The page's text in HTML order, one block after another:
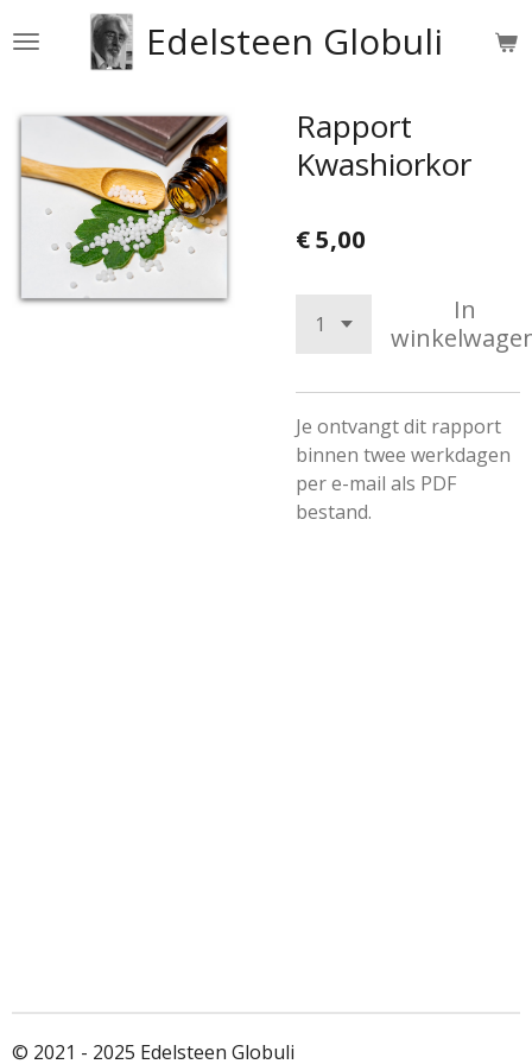
direct
de
hoofdinhoud
Edelsteen Globuli
Rapport
Kwashiorkor
€ 5,00
In
Je ontvangt dit rapport
binnen twee werkdagen
per e-mail als PDF
bestand.
© 2021 - 2025 Edelsteen Globuli